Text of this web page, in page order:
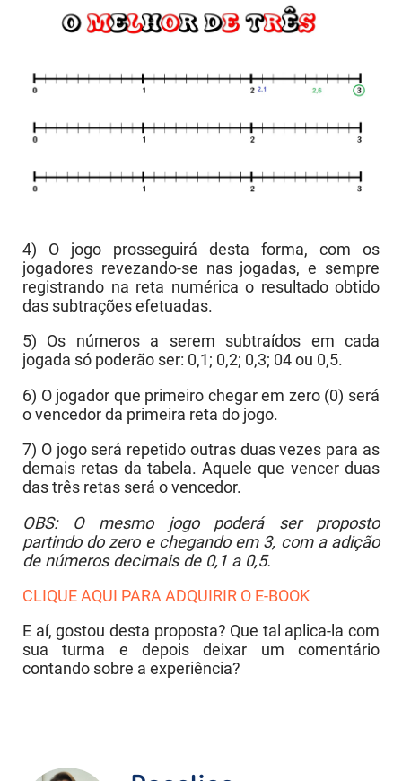
4) O jogo prosseguirá desta forma, com os
jogadores revezando-se nas jogadas, e sempre
registrando na reta numérica o resultado obtido
das subtrações efetuadas.
5) Os números a serem subtraídos em cada
jogada só poderão ser: 0,1; 0,2; 0,3; 04 ou 0,5.
6) O jogador que primeiro chegar em zero (0) será
o vencedor da primeira reta do jogo.
7) O jogo será repetido outras duas vezes para as
demais retas da tabela. Aquele que vencer duas
das três retas será o vencedor.
OBS: O mesmo jogo poderá ser proposto
partindo do zero e chegando em 3, com a adição
de números decimais de 0,1 a 0,5.
CLIQUE AQUI PARA ADQUIRIR O E-BOOK
E aí, gostou desta proposta? Que tal aplica-la com
sua turma e depois deixar um comentário
contando sobre a experiência?